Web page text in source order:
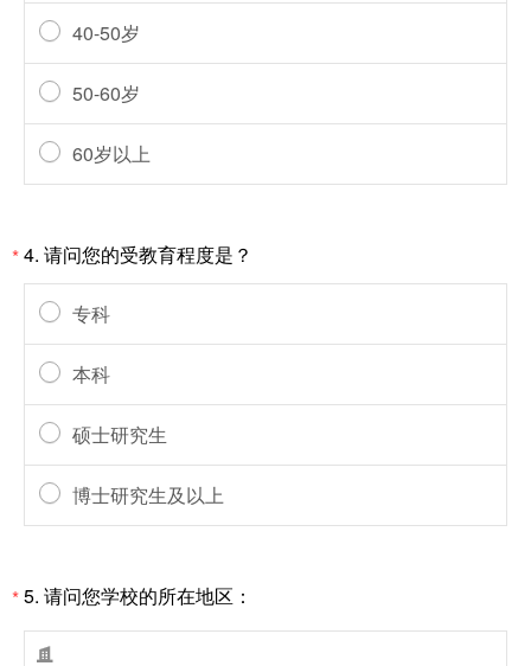
40-50岁
50-60岁
60岁以上
*4. 请问您的受教育程度是？
专科
本科
硕士研究生
博士研究生及以上
*5. 请问您学校的所在地区：
